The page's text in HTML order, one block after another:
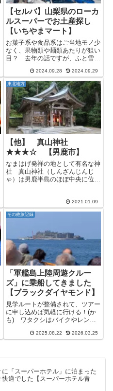
【セルバ】山梨県のローカ
ルスーパーでお土産探し
【いちやまマート】
お菓子系や食品系はご当地モノ少
なく、果物類や麺類あたりが狙い
目？ 去年の話ですが、ふと雪化
県までツーリングに行ってきまし
た。 で、山梨県までツーリング
に行くこと自体は年に１～2回は
行ってるんですが、我が拠点の
相...
2024.09.28 2024.09.29
東北地方
【他】 真山神社
★★★☆ 【男鹿市】
なまはげ発祥の地として有名な神
社 真山神社（しんざんじんじ
ゃ）は男鹿半島のほぼ中央に位置
す。 古くから山岳信仰の地とし
て栄えた男鹿半島では、南部の本
山と東部の寒風山と並ぶ重要な神
2021.01.09
その他旅記録
「軍艦島上陸周遊クルー
ズ」に乗船してきました
【ブラックダイヤモンド】
見学ルートが整備されて、ツアー
に申し込めば気軽に行ける！(か
も) ワタクシはバイクやレンタ
ていたんですが、正直、離島はあ
ス...
2025.08.22 2026.03.25
に「スーパーホテル」に泊まった
快適でした【スーパーホテル青